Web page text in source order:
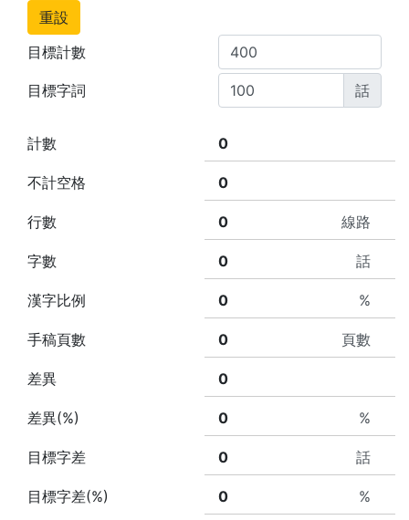
重設
目標計數
目標字詞 話
計數
不計空格
行數 線路
字數 話
漢字比例 %
手稿頁數 頁數
差異
差異(%) %
目標字差 話
目標字差(%) %